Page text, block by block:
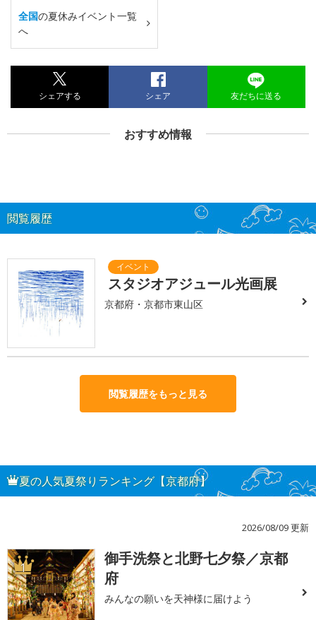
全国の夏休みイベント一覧
へ
シェアする シェア 友だちに送る
おすすめ情報
閲覧履歴
スタジオアジュール光画展
京都府・京都市東山区
閲覧履歴をもっと見る
夏の人気夏祭りランキング【京都府】
2026/08/09 更新
1
御手洗祭と北野七夕祭／京都
府
みんなの願いを天神様に届けよう